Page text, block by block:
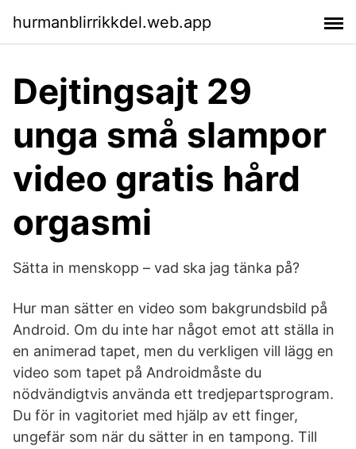
hurmanblirrikkdel.web.app
Dejtingsajt 29
unga små slampor
video gratis hård
orgasmi
Sätta in menskopp – vad ska jag tänka på?
Hur man sätter en video som bakgrundsbild på
Android. Om du inte har något emot att ställa in
en animerad tapet, men du verkligen vill lägg en
video som tapet på Androidmåste du
nödvändigtvis använda ett tredjepartsprogram.
Du för in vagitoriet med hjälp av ett finger,
ungefär som när du sätter in en tampong. Till